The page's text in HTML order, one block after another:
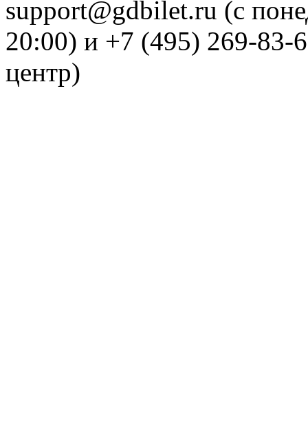
support@gdbilet.ru (с
20:00) и +7 (495) 269-83-
центр)